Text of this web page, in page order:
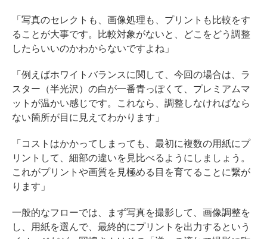
「写真のセレクトも、画像処理も、プリントも比較をす
ることが大事です。比較対象がないと、どこをどう調整
したらいいのかわからないですよね」
「例えばホワイトバランスに関して、今回の場合は、ラ
スター（半光沢）の白が一番青っぽくて、プレミアムマ
ットが温かい感じです。これなら、調整しなければなら
ない箇所が目に見えてわかります」
「コストはかかってしまっても、最初に複数の用紙にプ
リントして、細部の違いを見比べるようにしましょう。
これがプリントや画質を見極める目を育てることに繋が
ります」
一般的なフローでは、まず写真を撮影して、画像調整を
し、用紙を選んで、最終的にプリントを出力するという